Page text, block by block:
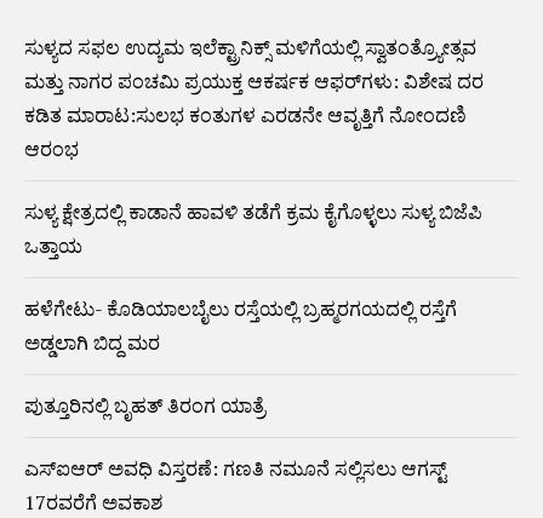
ಸುಳ್ಯದ ಸಫಲ ಉದ್ಯಮ ಇಲೆಕ್ಟ್ರಾನಿಕ್ಸ್ ಮಳಿಗೆಯಲ್ಲಿ ಸ್ವಾತಂತ್ರ್ಯೋತ್ಸವ
ಮತ್ತು ನಾಗರ ಪಂಚಮಿ ಪ್ರಯುಕ್ತ ಆಕರ್ಷಕ ಆಫರ್‌ಗಳು: ವಿಶೇಷ ದರ
ಕಡಿತ ಮಾರಾಟ:ಸುಲಭ ಕಂತುಗಳ ಎರಡನೇ ಆವೃತ್ತಿಗೆ ನೋಂದಣಿ
ಆರಂಭ
ಸುಳ್ಯ ಕ್ಷೇತ್ರದಲ್ಲಿ ಕಾಡಾನೆ ಹಾವಳಿ ತಡೆಗೆ ಕ್ರಮ ಕೈಗೊಳ್ಳಲು ಸುಳ್ಯ ಬಿಜೆಪಿ
ಒತ್ತಾಯ
ಹಳೆಗೇಟು- ಕೊಡಿಯಾಲಬೈಲು ರಸ್ತೆಯಲ್ಲಿ ಬ್ರಹ್ಮರಗಯದಲ್ಲಿ ರಸ್ತೆಗೆ
ಅಡ್ಡಲಾಗಿ ಬಿದ್ದ ಮರ
ಪುತ್ತೂರಿನಲ್ಲಿ ಬೃಹತ್ ತಿರಂಗ ಯಾತ್ರೆ
ಎಸ್‌ಐಆರ್‌ ಅವಧಿ ವಿಸ್ತರಣೆ: ಗಣತಿ ನಮೂನೆ ಸಲ್ಲಿಸಲು ಆಗಸ್ಟ್‌
17ರವರೆಗೆ ಅವಕಾಶ